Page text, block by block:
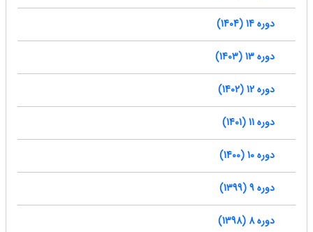
دوره 14 (1404)
دوره 13 (1403)
دوره 12 (1402)
دوره 11 (1401)
دوره 10 (1400)
دوره 9 (1399)
دوره 8 (1398)